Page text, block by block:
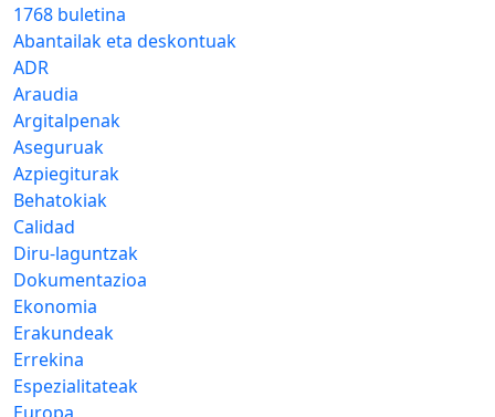
1768 buletina
Abantailak eta deskontuak
ADR
Araudia
Argitalpenak
Aseguruak
Azpiegiturak
Behatokiak
Calidad
Diru-laguntzak
Dokumentazioa
Ekonomia
Erakundeak
Errekina
Espezialitateak